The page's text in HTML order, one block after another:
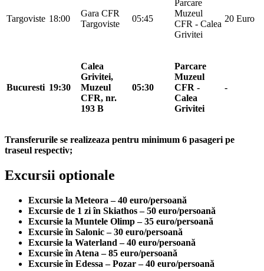
Targoviste 18:00
Gara CFR
Targoviste
05:45
Parcare
Muzeul
CFR - Calea
Grivitei
20 Euro
Bucuresti 19:30
Calea
Grivitei,
Muzeul
CFR, nr.
193 B
05:30
Parcare
Muzeul
CFR -
Calea
Grivitei
-
Transferurile se realizeaza pentru minimum 6 pasageri pe
traseul respectiv;
Excursii optionale
Excursie la Meteora – 40 euro/persoană
Excursie de 1 zi în Skiathos – 50 euro/persoană
Excursie la Muntele Olimp – 35 euro/persoană
Excursie în Salonic – 30 euro/persoană
Excursie la Waterland – 40 euro/persoană
Excursie în Atena – 85 euro/persoană
Excursie în Edessa – Pozar – 40 euro/persoană